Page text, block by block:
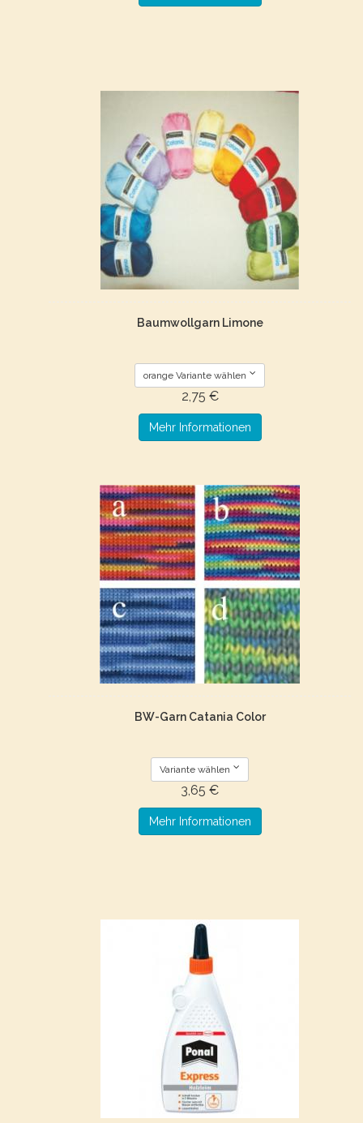
Baumwollgarn Limone
orange Variante wählen
2,75 €
Mehr Informationen
BW-Garn Catania Color
Variante wählen
3,65 €
Mehr Informationen